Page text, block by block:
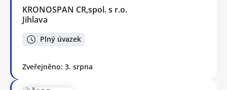
KRONOSPAN CR,spol. s r.o.
Jihlava
Plný úvazek
Zveřejněno: 3. srpna